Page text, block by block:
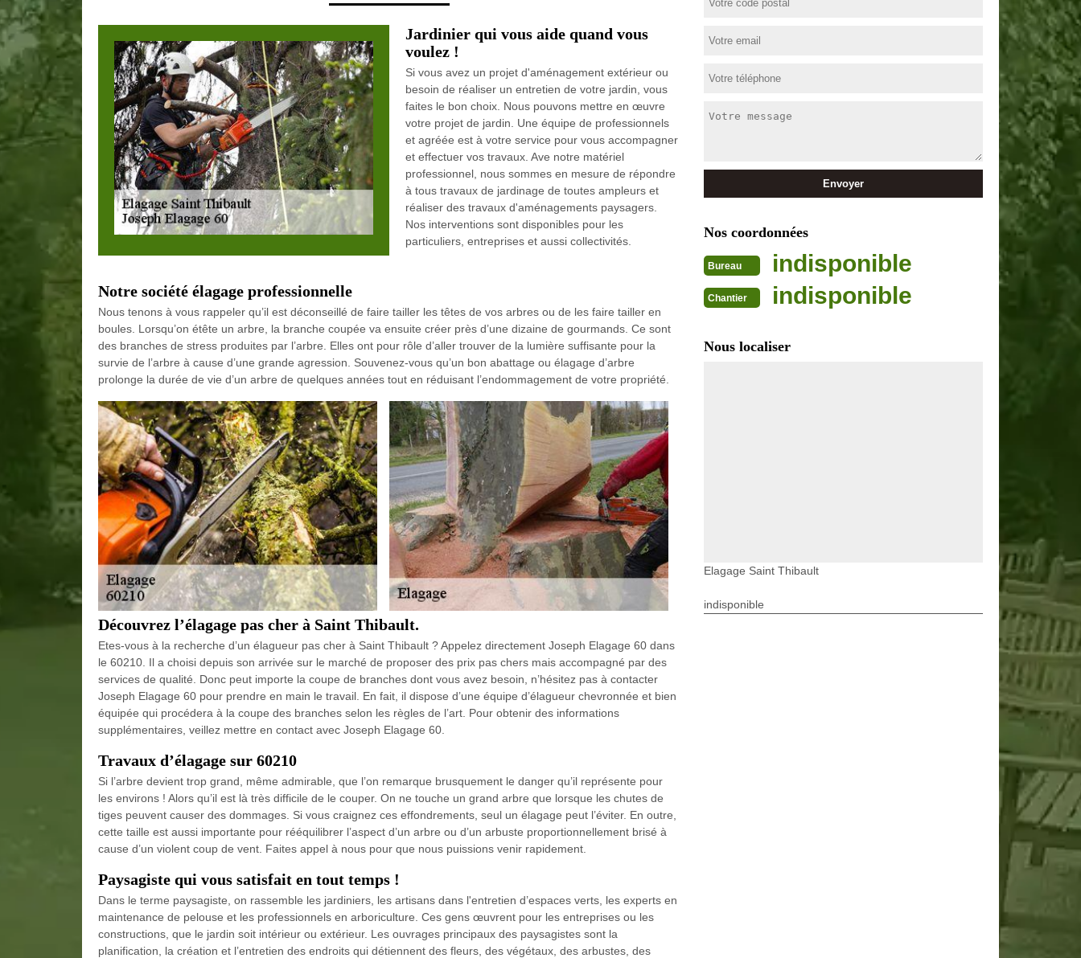
Jardinier qui vous aide quand vous
voulez !
Si vous avez un projet d'aménagement extérieur ou
besoin de réaliser un entretien de votre jardin, vous
faites le bon choix. Nous pouvons mettre en œuvre
votre projet de jardin. Une équipe de professionnels
et agréée est à votre service pour vous accompagner
et effectuer vos travaux. Ave notre matériel
professionnel, nous sommes en mesure de répondre
à tous travaux de jardinage de toutes ampleurs et
réaliser des travaux d'aménagements paysagers.
Nos interventions sont disponibles pour les
particuliers, entreprises et aussi collectivités.
Notre société élagage professionnelle
Nous tenons à vous rappeler qu’il est déconseillé de faire tailler les têtes de vos arbres ou de les faire tailler en
boules. Lorsqu’on étête un arbre, la branche coupée va ensuite créer près d’une dizaine de gourmands. Ce sont
des branches de stress produites par l’arbre. Elles ont pour rôle d’aller trouver de la lumière suffisante pour la
survie de l’arbre à cause d’une grande agression. Souvenez-vous qu’un bon abattage ou élagage d’arbre
prolonge la durée de vie d’un arbre de quelques années tout en réduisant l’endommagement de votre propriété.
Découvrez l’élagage pas cher à Saint Thibault.
Etes-vous à la recherche d’un élagueur pas cher à Saint Thibault ? Appelez directement Joseph Elagage 60 dans
le 60210. Il a choisi depuis son arrivée sur le marché de proposer des prix pas chers mais accompagné par des
services de qualité. Donc peut importe la coupe de branches dont vous avez besoin, n’hésitez pas à contacter
Joseph Elagage 60 pour prendre en main le travail. En fait, il dispose d’une équipe d’élagueur chevronnée et bien
équipée qui procédera à la coupe des branches selon les règles de l’art. Pour obtenir des informations
supplémentaires, veillez mettre en contact avec Joseph Elagage 60.
Travaux d’élagage sur 60210
Si l’arbre devient trop grand, même admirable, que l’on remarque brusquement le danger qu’il représente pour
les environs ! Alors qu’il est là très difficile de le couper. On ne touche un grand arbre que lorsque les chutes de
tiges peuvent causer des dommages. Si vous craignez ces effondrements, seul un élagage peut l’éviter. En outre,
cette taille est aussi importante pour rééquilibrer l’aspect d’un arbre ou d’un arbuste proportionnellement brisé à
cause d’un violent coup de vent. Faites appel à nous pour que nous puissions venir rapidement.
Paysagiste qui vous satisfait en tout temps !
Dans le terme paysagiste, on rassemble les jardiniers, les artisans dans l'entretien d’espaces verts, les experts en
maintenance de pelouse et les professionnels en arboriculture. Ces gens œuvrent pour les entreprises ou les
constructions, que le jardin soit intérieur ou extérieur. Les ouvrages principaux des paysagistes sont la
planification, la création et l’entretien des endroits qui détiennent des fleurs, des végétaux, des arbustes, des
Nos coordonnées
Bureau indisponible
Chantier indisponible
Nous localiser
Elagage Saint Thibault
indisponible